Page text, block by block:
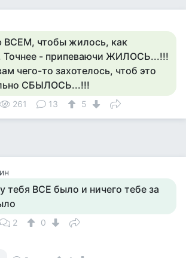
чтобы жилось, как
Точнее - припеваючи ЖИЛОСЬ...!!!
чего-то захотелось, чтоб это
СБЫЛОСЬ...!!!
261 13 5
тебя ВСЕ было и ничего тебе за
2
0